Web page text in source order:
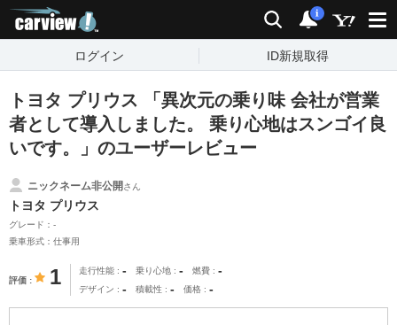
検索 通知
i
ログイン ID新規取得
トヨタ プリウス 「異次元の乗り味 会社が営業
者として導入しました。 乗り心地はスンゴイ良
いです。」のユーザーレビュー
ニックネーム非公開さん
トヨタ プリウス
グレード：-
乗車形式：仕事用
評価 1 走行性能 - 乗り心地 - 燃費 -
デザイン - 積載性 - 価格 -